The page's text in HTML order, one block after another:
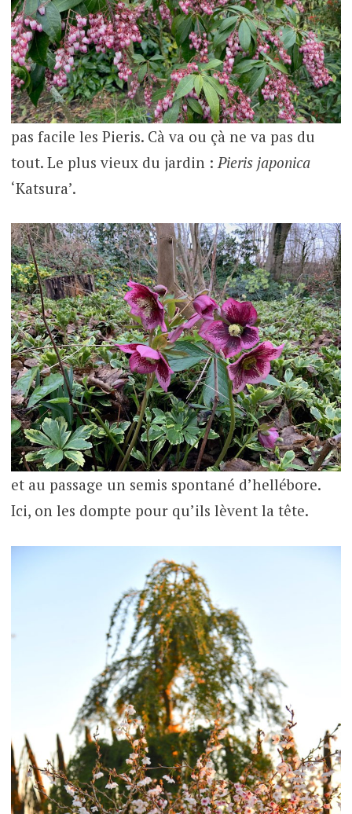
pas facile les Pieris. Cà va ou çà ne va pas du
tout. Le plus vieux du jardin : Pieris japonica
‘Katsura’.
et au passage un semis spontané d’hellébore.
Ici, on les dompte pour qu’ils lèvent la tête.